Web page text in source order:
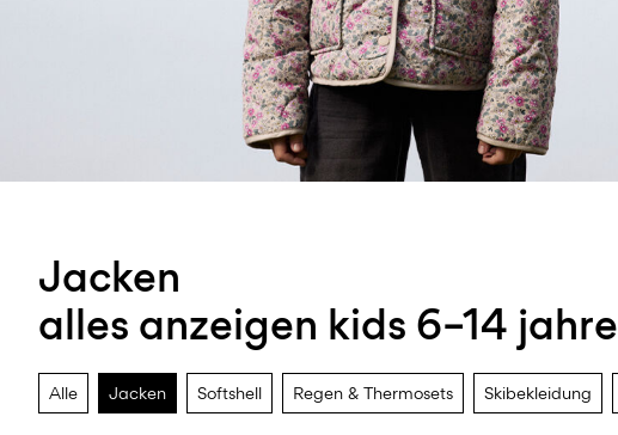
Jacken
alles anzeigen kids 6–14 jahre
Alle Jacken Softshell Regen & Thermosets Skibekleidung